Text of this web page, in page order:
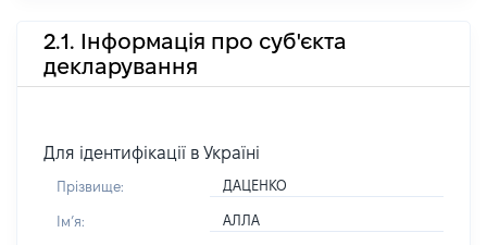
2.1. Інформація про суб'єкта
декларування
Для ідентифікації в Україні
Прізвище: ДАЦЕНКО
Імʼя: АЛЛА